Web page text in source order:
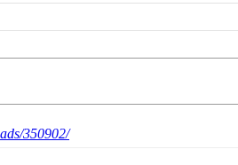
350902/